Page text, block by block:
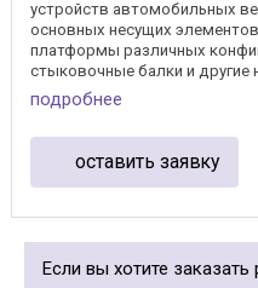
устройств автомобильных
основных несущих
платформы различных
стыковочные балки и другие
подробнее
оставить заявку
Если вы хотите